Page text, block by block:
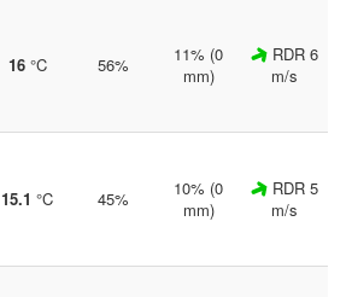
16°C 56%
11% (0
mm)
RDR 6
m/s
15.1 °C 45%
10% (0
mm)
RDR 5
m/s